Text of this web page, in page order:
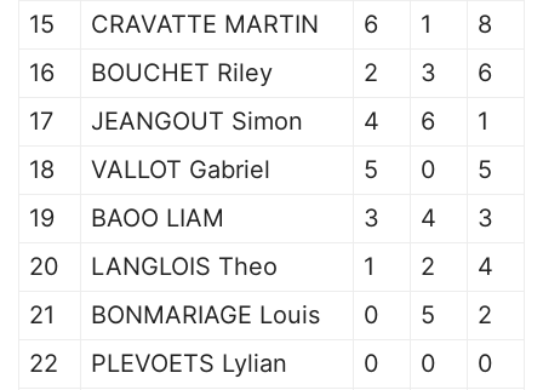
15
CRAVATTE MARTIN 6 1
8
16
BOUCHET Riley 2 3
6
17
JEANGOUT Simon 4 6
1
18
VALLOT Gabriel 5 0
5
19
BAOO LIAM 3 4
3
20
LANGLOIS Theo 1 2
4
21
BONMARIAGE Louis 0 5
2
22
PLEVOETS Lylian 0 0
0